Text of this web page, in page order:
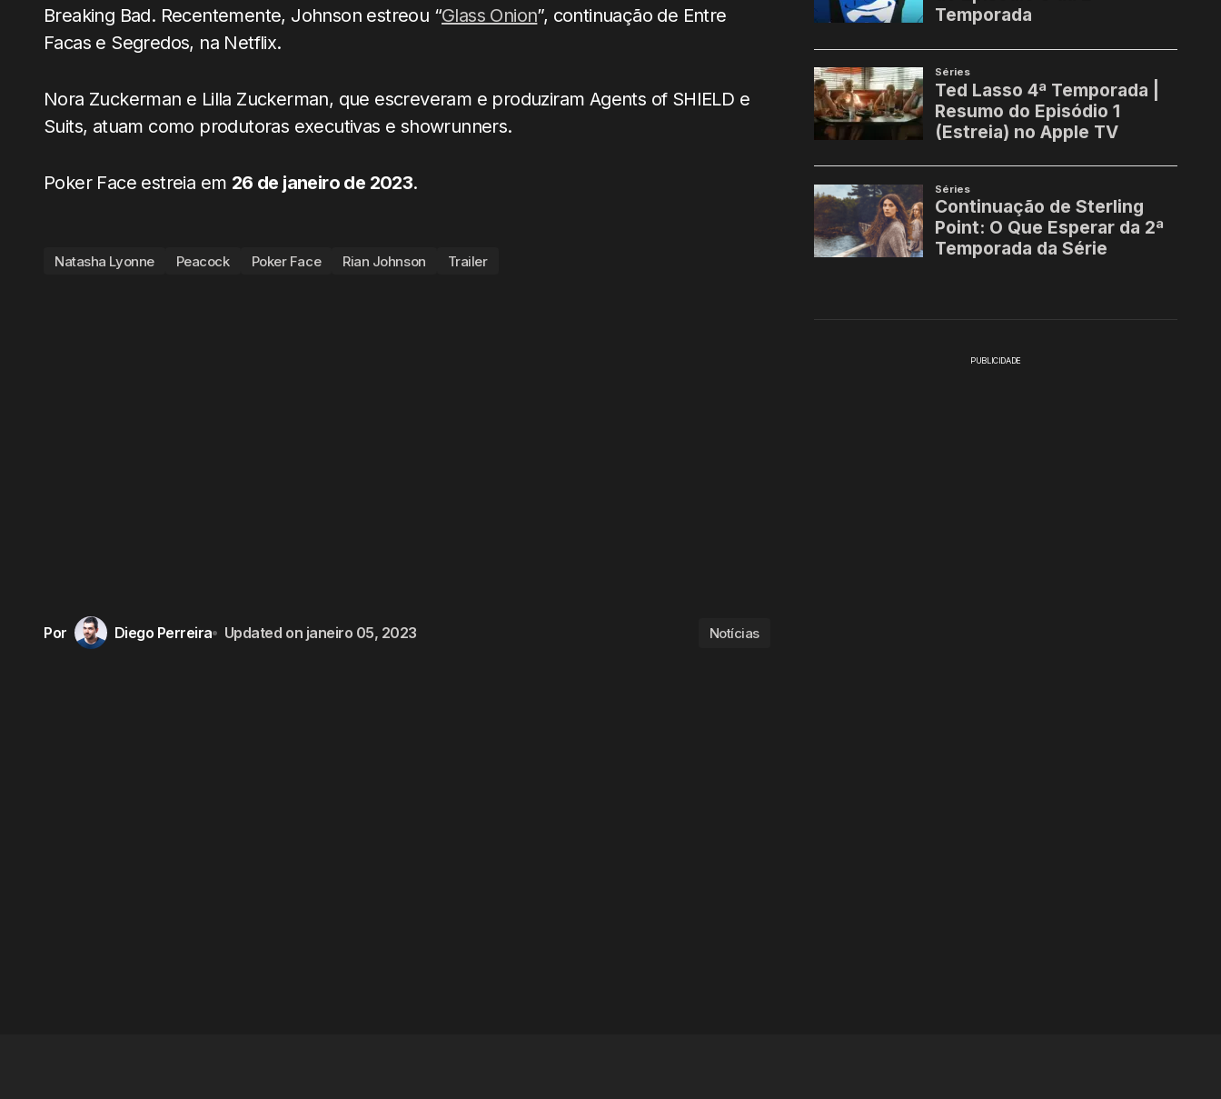
Breaking Bad. Recentemente, Johnson estreou “Glass Onion”, continuação de Entre
Facas e Segredos, na Netflix.
Nora Zuckerman e Lilla Zuckerman, que escreveram e produziram Agents of SHIELD e
Suits, atuam como produtoras executivas e showrunners.
Poker Face estreia em 26 de janeiro de 2023.
Natasha Lyonne Peacock Poker Face Rian Johnson Trailer
Por Diego Perreira Updated on janeiro 05, 2023 Notícias
PUBLICIDADE